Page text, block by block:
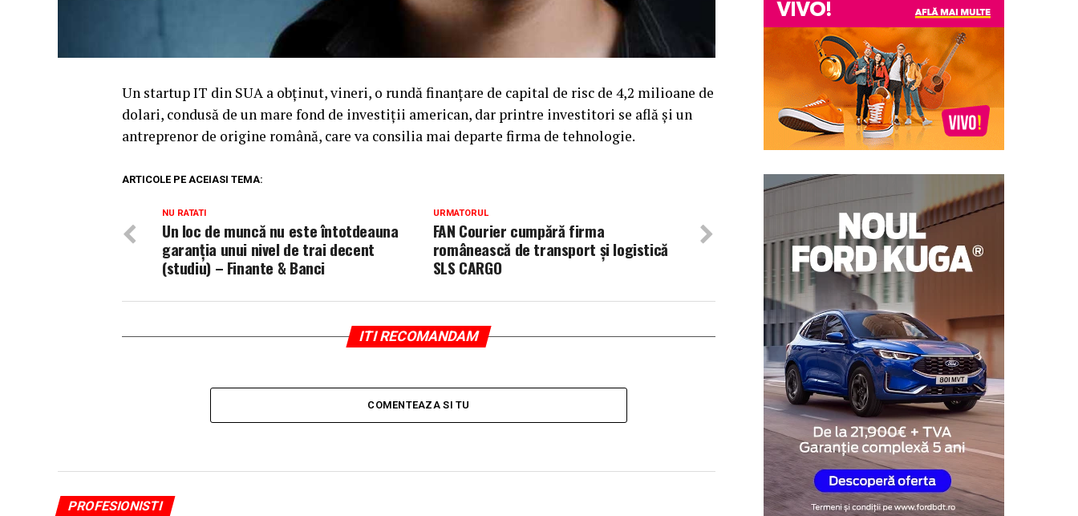
Un startup IT din SUA a obținut, vineri, o rundă finanțare de capital de risc de 4,2 milioane de
dolari, condusă de un mare fond de investiții american, dar printre investitori se află și un
antreprenor de origine română, care va consilia mai departe firma de tehnologie.
ARTICOLE PE ACEIASI TEMA:
URMATORUL
FAN Courier cumpără firma
românească de transport şi logistică
SLS CARGO
NU RATATI
Un loc de muncă nu este întotdeauna
garanţia unui nivel de trai decent
(studiu) – Finante & Banci
ITI RECOMANDAM
COMENTEAZA SI TU
PROFESIONISTI